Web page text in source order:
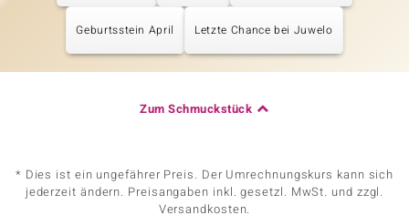
Geburtsstein April Letzte Chance bei Juwelo
Zum Schmuckstück
* Dies ist ein ungefährer Preis. Der Umrechnungskurs kann sich
jederzeit ändern. Preisangaben inkl. gesetzl. MwSt. und zzgl.
Versandkosten.